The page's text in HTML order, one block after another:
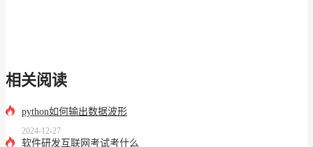
相关阅读
python如何输出数据波形
2024-12-27
软件研发互联网考试考什么